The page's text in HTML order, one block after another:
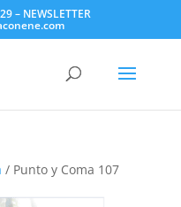
– NEWSLETTER
/ Punto y Coma 107